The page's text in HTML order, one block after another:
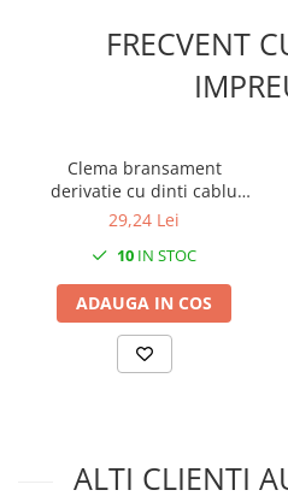
FRECVENT
Clema bransament
derivatie cu dinti cablu
aerian 16-95/ 4-35mm² 1kV
29,24 Lei
10 IN STOC
ADAUGA IN COS
ALTI CLIENTI